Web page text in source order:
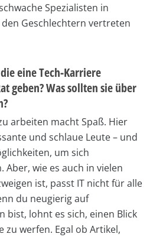
Spezialisten in
Geschlechtern vertreten
dieeine Tech-Karriere
geben? Was sollten sie über
arbeiten macht Spaß. Hier
und schlaue Leute – und
um sich
Aber, wie es auch in vielen
ist, passt IT nicht für alle
du neugierig auf
bist, lohnt es sich, einen Blick
zu werfen. Egal ob Artikel,